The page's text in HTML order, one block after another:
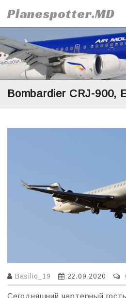
to
content
Planespotter.MD
Bombardier CRJ-900,
Basilio_19 22.09.2020